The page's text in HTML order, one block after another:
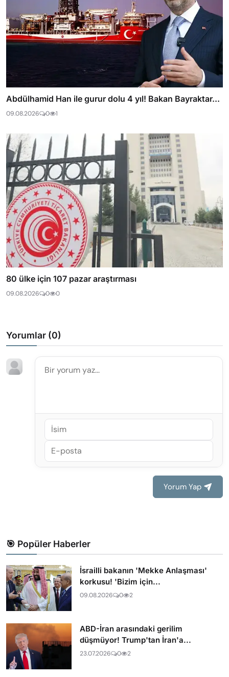
Abdülhamid Han ile gurur dolu 4 yıl! Bakan Bayraktar...
09.08.2026 0 1
80 ülke için 107 pazar araştırması
09.08.2026 0 0
Yorumlar (0)
Yorum Yap
🎯 Popüler Haberler
İsrailli bakanın 'Mekke Anlaşması'
korkusu! 'Bizim için...
09.08.2026 0 2
ABD-İran arasındaki gerilim
düşmüyor! Trump'tan İran'a...
23.07.2026 0 2